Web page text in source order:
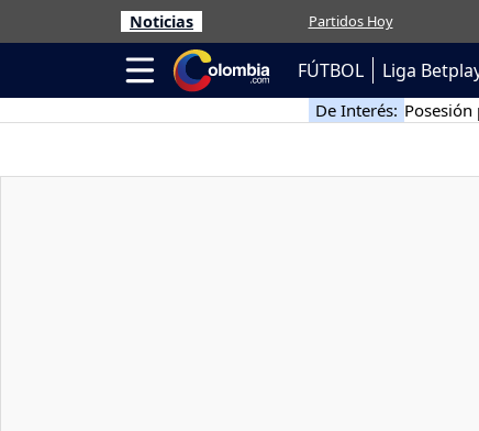
Noticias Partidos Hoy
FÚTBOL Liga
De Interés: Posesión